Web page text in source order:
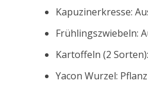
Kapuzinerkresse:
Frühlingszwiebeln:
Kartoffeln (2
Yacon Wurzel: